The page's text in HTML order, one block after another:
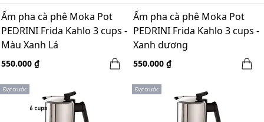
Ấm pha cà phê Moka Pot
PEDRINI Frida Kahlo 3 cups -
Màu Xanh Lá
550.000 ₫
Ấm pha cà phê Moka Pot
PEDRINI Frida Kahlo 3 cups -
Xanh dương
550.000 ₫
Đặt trước Đặt trước